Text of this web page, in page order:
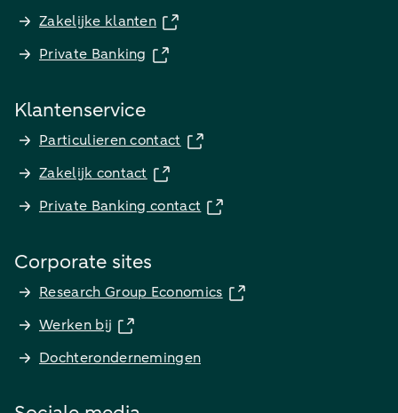
Zakelijke klanten
Private Banking
Klantenservice
Particulieren contact
Zakelijk contact
Private Banking contact
Corporate sites
Research Group Economics
Werken bij
Dochterondernemingen